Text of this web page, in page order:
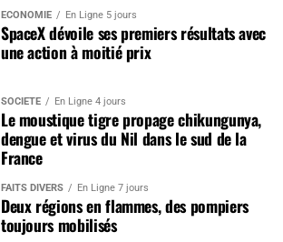
ÉCONOMIE En Ligne 5 jours
SpaceX dévoile ses premiers résultats avec
une action à moitié prix
SOCIÉTÉ En Ligne 4 jours
Le moustique tigre propage chikungunya,
dengue et virus du Nil dans le sud de la
France
FAITS DIVERS En Ligne 7 jours
Deux régions en flammes, des pompiers
toujours mobilisés